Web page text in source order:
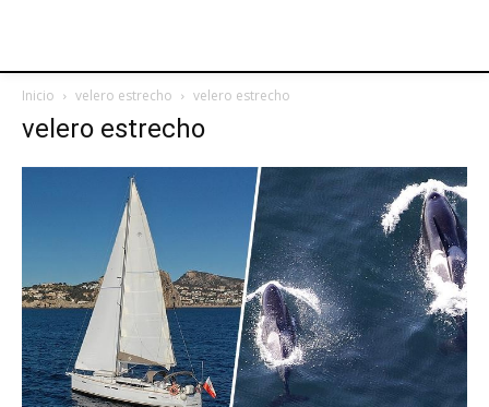
Inicio velero estrecho velero estrecho
velero estrecho